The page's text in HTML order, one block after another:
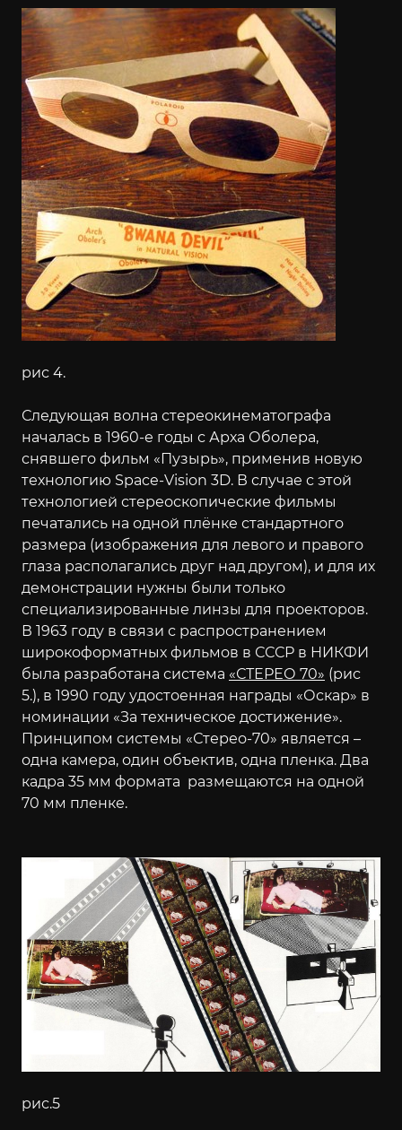
рис 4.
Следующая волна стереокинематографа
началась в 1960-е годы с Арха Оболера,
снявшего фильм «Пузырь», применив новую
технологию Space-Vision 3D. В случае с этой
технологией стереоскопические фильмы
печатались на одной плёнке стандартного
размера (изображения для левого и правого
глаза располагались друг над другом), и для их
демонстрации нужны были только
специализированные линзы для проекторов.
В 1963 году в связи с распространением
широкоформатных фильмов в СССР в НИКФИ
была разработана система «СТЕРЕО 70» (рис
5.), в 1990 году удостоенная награды «Оскар» в
номинации «За техническое достижение».
Принципом системы «Стерео-70» является –
одна камера, один объектив, одна пленка. Два
кадра 35 мм формата размещаются на одной
70 мм пленке.
рис.5